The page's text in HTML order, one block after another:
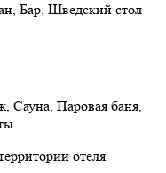
Бар, Шведский стол
Сауна, Паровая баня,
отеля